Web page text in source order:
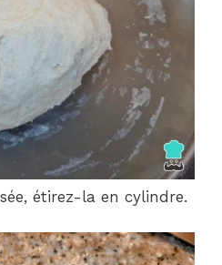
étirez-la en cylindre.